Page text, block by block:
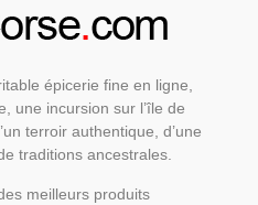
épicerie fine en ligne,
une incursion sur l’île de
terroir authentique, d’une
traditions ancestrales.
meilleurs produits